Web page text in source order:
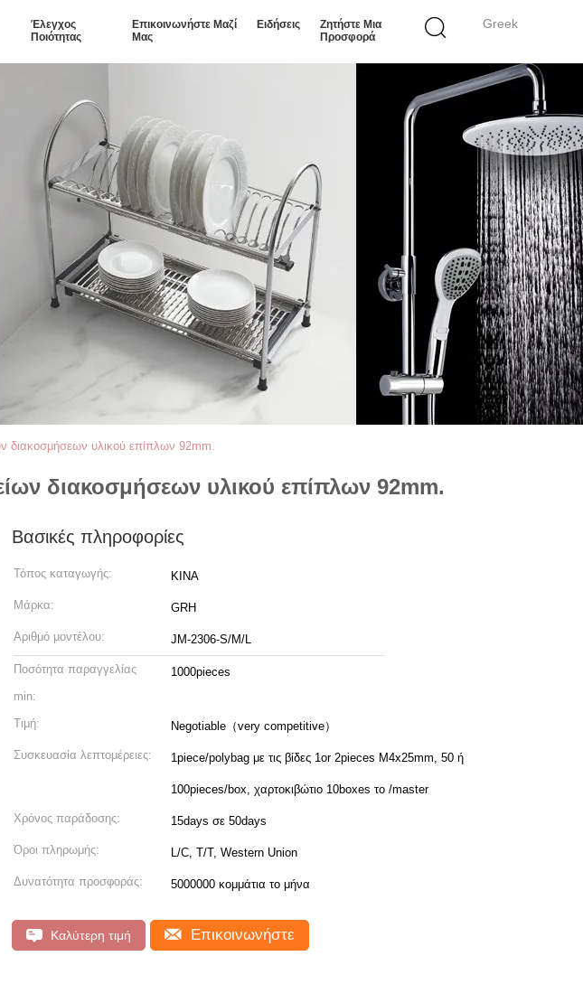
Greek
Έλεγχος
Ποιότητας
Επικοινωνήστε Μαζί
Μας
Ειδήσεις
Ζητήστε Μια
Προσφορά
διακοσμήσεων υλικού επίπλων 92mm.
διακοσμήσεων υλικού επίπλων 92mm.
Βασικές πληροφορίες
Τόπος καταγωγής: ΚΙΝΑ
Μάρκα: GRH
Αριθμό μοντέλου: JM-2306-S/M/L
Ποσότητα παραγγελίας
min:
1000pieces
Τιμή: Negotiable（very competitive）
Συσκευασία λεπτομέρειες: 1piece/polybag με τις βίδες 1or 2pieces M4x25mm, 50 ή
100pieces/box, χαρτοκιβώτιο 10boxes το /master
Χρόνος παράδοσης: 15days σε 50days
Όροι πληρωμής: L/C, T/T, Western Union
Δυνατότητα προσφοράς: 5000000 κομμάτια το μήνα
Καλύτερη τιμή Επικοινωνήστε